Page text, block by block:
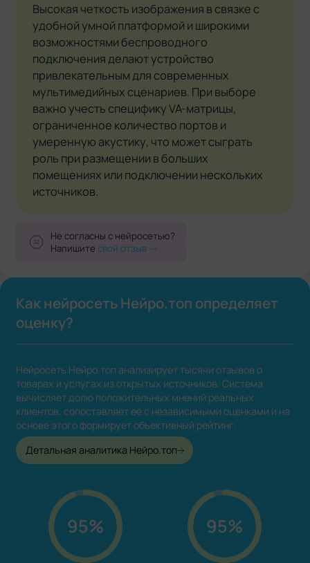
Высокая четкость изображения в связке с
удобной умной платформой и широкими
возможностями беспроводного
подключения делают устройство
привлекательным для современных
мультимедийных сценариев. При выборе
важно учесть специфику VA-матрицы,
ограниченное количество портов и
умеренную акустику, что может сыграть
роль при размещении в больших
помещениях или подключении нескольких
источников.
Не согласны с нейросетью?
Напишитесвой отзыв
Как нейросеть Нейро.топ определяет
оценку?
Нейросеть Нейро.топ анализирует тысячи отзывов о
товарах и услугах из открытых источников. Система
вычисляет долю положительных мнений реальных
клиентов, сопоставляет её с независимыми оценками и на
основе этого формирует объективный рейтинг.
Детальная аналитика Нейро.топ
95% 95%